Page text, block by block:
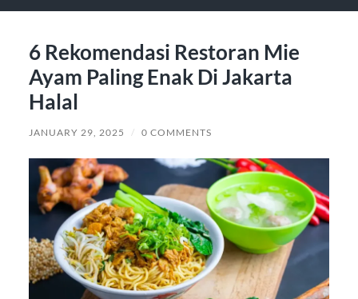
6 Rekomendasi Restoran Mie
Ayam Paling Enak Di Jakarta
Halal
JANUARY 29, 2025 / 0 COMMENTS